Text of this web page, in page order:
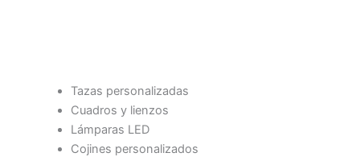
Tazas personalizadas
Cuadros y lienzos
Lámparas LED
Cojines personalizados